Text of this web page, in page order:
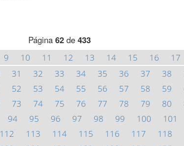
Página 62 de 433
9 10 11 12 13 14 15 16 17
31 32 33 34 35 36 37 38
52 53 54 55 56 57 58 59
73 74 75 76 77 78 79 80
94 95 96 97 98 99 100 101
112 113 114 115 116 117 118